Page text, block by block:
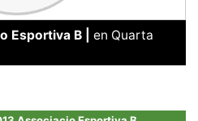
Esportiva B
en Quarta
Aquestes